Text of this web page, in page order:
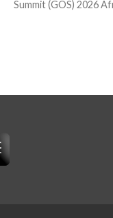
Summit (GOS) 2026